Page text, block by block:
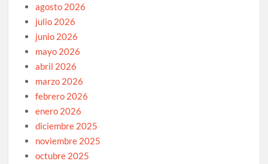
agosto 2026
julio 2026
junio 2026
mayo 2026
abril 2026
marzo 2026
febrero 2026
enero 2026
diciembre 2025
noviembre 2025
octubre 2025